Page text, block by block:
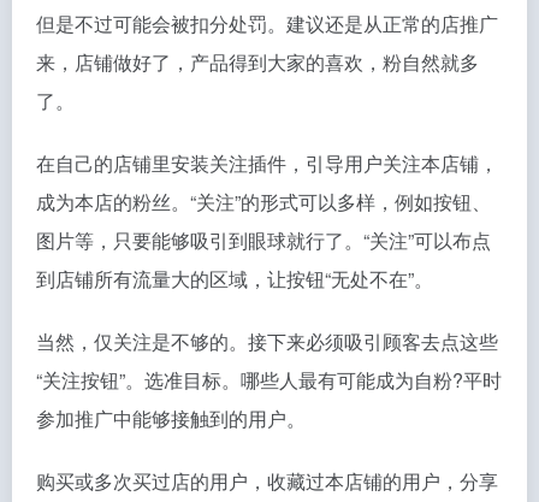
但是不过可能会被扣分处罚。建议还是从正常的店推广
来，店铺做好了，产品得到大家的喜欢，粉自然就多
了。
在自己的店铺里安装关注插件，引导用户关注本店铺，
成为本店的粉丝。“关注”的形式可以多样，例如按钮、
图片等，只要能够吸引到眼球就行了。“关注”可以布点
到店铺所有流量大的区域，让按钮“无处不在”。
当然，仅关注是不够的。接下来必须吸引顾客去点这些
“关注按钮”。选准目标。哪些人最有可能成为自粉?平时
参加推广中能够接触到的用户。
购买或多次买过店的用户，收藏过本店铺的用户，分享